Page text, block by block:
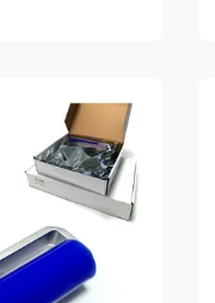
are composed
with acrylic-
be fast, efficient